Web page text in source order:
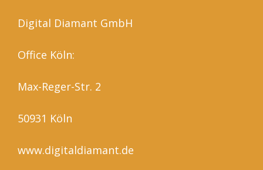
Digital Diamant GmbH
Office Köln:
Max-Reger-Str. 2
50931 Köln
www.digitaldiamant.de